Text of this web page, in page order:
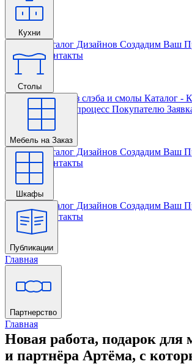
Кухни
Главная Каталог Дизайнов Создадим Ваш
Проекта Контакты
Столы
Главная Столы из слэба и смолы Каталог -
Кастомизации и процесс Покупателю
Мебель на Заказ
Главная Каталог Дизайнов Создадим Ваш
Проекта
Контакты
Шкафы
Главная Каталог Дизайнов Создадим Ваш
Проекта Контакты
Публикации
Главная
Партнерство
Главная
Новая работа, подарок для
и партнёра Артёма, с